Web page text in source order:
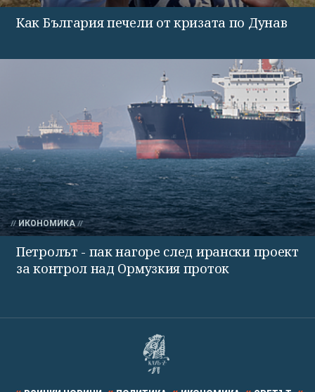
Как България печели от кризата по Дунав
ИКОНОМИКА
Петролът - пак нагоре след ирански проект
за контрол над Ормузкия проток